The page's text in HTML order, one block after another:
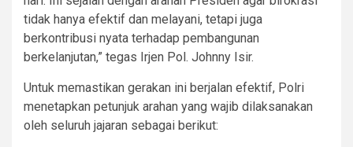
tidak hanya efektif dan melayani, tetapi juga
berkontribusi nyata terhadap pembangunan
berkelanjutan,” tegas Irjen Pol. Johnny Isir.
Untuk memastikan gerakan ini berjalan efektif, Polri
menetapkan petunjuk arahan yang wajib dilaksanakan
oleh seluruh jajaran sebagai berikut: